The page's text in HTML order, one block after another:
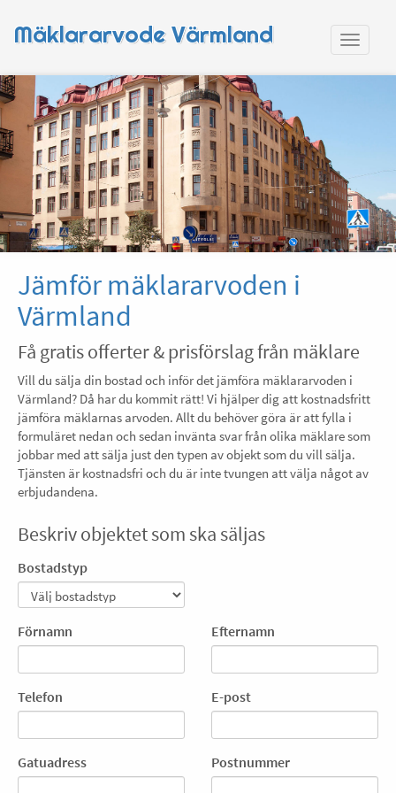
Mäklararvode Värmland
Jämför mäklararvoden i
Värmland
Få gratis offerter & prisförslag från mäklare
Vill du sälja din bostad och inför det jämföra mäklararvoden i
Värmland? Då har du kommit rätt! Vi hjälper dig att kostnadsfritt
jämföra mäklarnas arvoden. Allt du behöver göra är att fylla i
formuläret nedan och sedan invänta svar från olika mäklare som
jobbar med att sälja just den typen av objekt som du vill sälja.
Tjänsten är kostnadsfri och du är inte tvungen att välja något av
erbjudandena.
Beskriv objektet som ska säljas
Bostadstyp
Förnamn Efternamn
Telefon E-post
Gatuadress Postnummer